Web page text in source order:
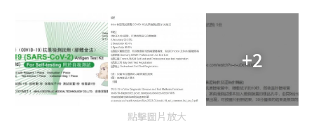
+2
點擊圖片放大